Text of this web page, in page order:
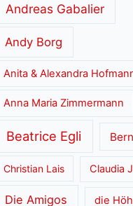
Andreas Gabalier
Andy Borg
Anita & Alexandra
Anna Maria Zimmermann
Beatrice Egli
Christian Lais Claudia
Die Amigos die